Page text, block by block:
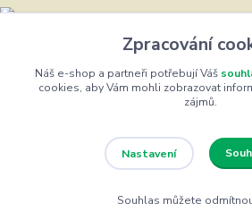
Helena Bayerová
+420 604 711 491
(Po-Čt, 8-16 hod.)
Eshop ŽUFRIK.cz © Copyright
Zpracování
Náš e-shop a partneři potřebují Váš
cookies, aby Vám mohli zobrazovat
zájmů.
Nastavení
Souhlas můžete